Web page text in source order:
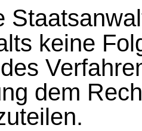
keine
dem